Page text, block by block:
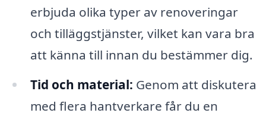
erbjuda olika typer av renoveringar
och tilläggstjänster, vilket kan vara bra
att känna till innan du bestämmer dig.
Tid och material: Genom att diskutera
med flera hantverkare får du en